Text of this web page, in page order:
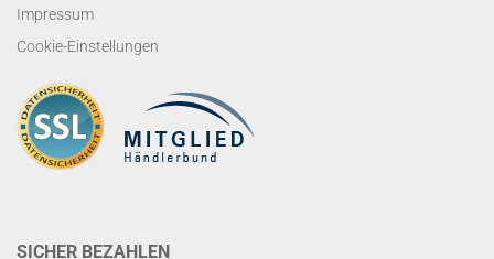
Impressum
Cookie-Einstellungen
SICHER BEZAHLEN